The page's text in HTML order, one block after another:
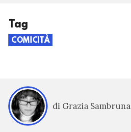
Tag
COMICITÀ
di Grazia Sambruna